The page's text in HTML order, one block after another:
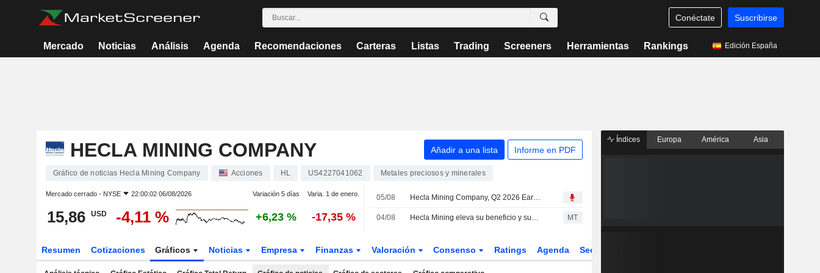
Conéctate Suscribirse
Mercado Noticias Análisis Agenda Recomendaciones Carteras Listas Trading Screeners Herramientas Rankings Edición España
HECLA MINING COMPANY Añadir a una lista Informe en PDF
Gráfico de noticias Hecla Mining Company Acciones HL US4227041062 Metales preciosos y minerales
Mercado cerrado - NYSE 22:00:02 06/08/2026 Variación 5 días Varia. 1 de enero.
15,86 USD -4,11 % +6,23 % -17,35 %
05/08 Hecla Mining Company, Q2 2026 Earnings Call, Aug 05, 2026
04/08 Hecla Mining eleva su beneficio y sus ingresos en el segundo trimestre MT
Resumen Cotizaciones Gráficos Noticias Empresa Finanzas Valoración Consenso Ratings Agenda Sector
Índices Europa América Asia